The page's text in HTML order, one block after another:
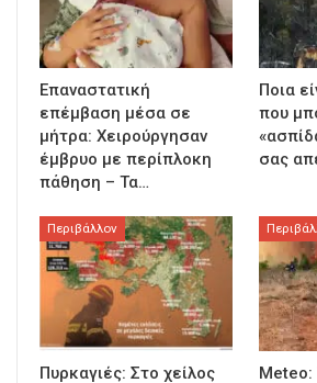
Επαναστατική
επέμβαση μέσα σε
μήτρα: Χειρούργησαν
έμβρυο με περίπλοκη
πάθηση – Τα…
Ποια
που
σας
Περιβάλλον
Πυρκαγιές: Στο χείλος
Meteo: